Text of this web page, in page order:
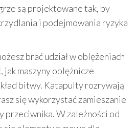
są projektowane tak, by
i podejmowania ryzyka
brać udział w oblężeniach
jak maszyny oblężnicze
bitwy. Katapulty rozrywają
się wykorzystać zamieszanie
przeciwnika. W zależności od